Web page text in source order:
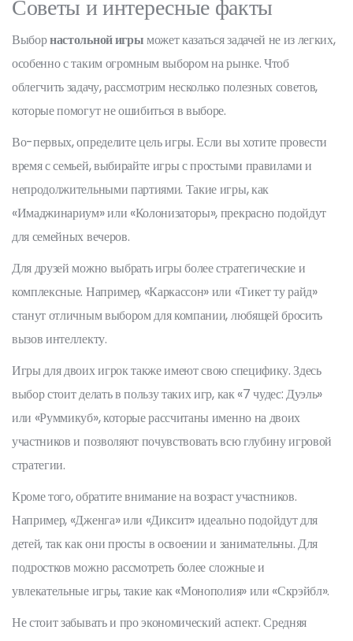
Советы и интересные факты
Выборнастольной игрыможет казаться задачей не из легких,
особенно с таким огромным выбором на рынке. Чтоб
облегчить задачу, рассмотрим несколько полезных советов,
которые помогут не ошибиться в выборе.
Во-первых, определите цель игры. Если вы хотите провести
время с семьей, выбирайте игры с простыми правилами и
непродолжительными партиями. Такие игры, как
«Имаджинариум» или «Колонизаторы», прекрасно подойдут
для семейных вечеров.
Для друзей можно выбрать игры более стратегические и
комплексные. Например, «Каркассон» или «Тикет ту райд»
станут отличным выбором для компании, любящей бросить
вызов интеллекту.
Игры для двоих игрок также имеют свою специфику. Здесь
выбор стоит делать в пользу таких игр, как «7 чудес: Дуэль»
или «Руммикуб», которые рассчитаны именно на двоих
участников и позволяют почувствовать всю глубину игровой
стратегии.
Кроме того, обратите внимание на возраст участников.
Например, «Дженга» или «Диксит» идеально подойдут для
детей, так как они просты в освоении и занимательны. Для
подростков можно рассмотреть более сложные и
увлекательные игры, такие как «Монополия» или «Скрэйбл».
Не стоит забывать и про экономический аспект. Средняя